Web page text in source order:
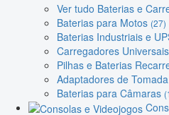
Ver tudo Baterias e
Baterias para Motos (27)
Baterias Industriais e
Carregadores Universais
Pilhas e Baterias
Adaptadores de Tomada
Baterias para Câmaras